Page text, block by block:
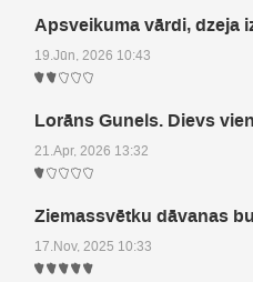
Apsveikuma vārdi, dzeja
19.Jūn, 2026 10:43
Lorāns Gunels. Dievs
21.Apr, 2026 13:32
Ziemassvētku dāvanas
17.Nov, 2025 10:33